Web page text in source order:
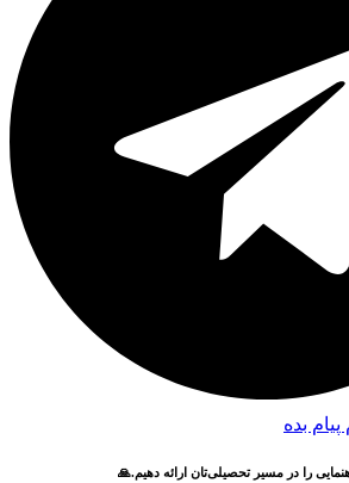
بده
را در مسیر تحصیلی‌تان ارائه دهیم.🙏